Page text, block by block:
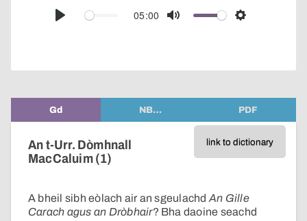
Play
05:00
Mute Settings
Gd NB… PDF
link to dictionary
An t-Urr. Dòmhnall
MacCaluim (1)
A bheil sibh eòlach air an sgeulachdAn Gille
Carach agus an Dròbhair? Bha daoine seachd